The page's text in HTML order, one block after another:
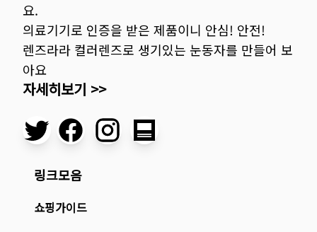
요.
의료기기로 인증을 받은 제품이니 안심! 안전!
렌즈라라 컬러렌즈로 생기있는 눈동자를 만들어 보
아요
자세히보기 >>
링크모음
쇼핑가이드